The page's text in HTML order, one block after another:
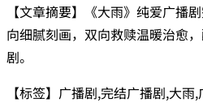
【文章摘要】《大雨》纯爱广播
向细腻刻画，双向救赎温暖治愈
剧。
【标签】广播剧,完结广播剧,大